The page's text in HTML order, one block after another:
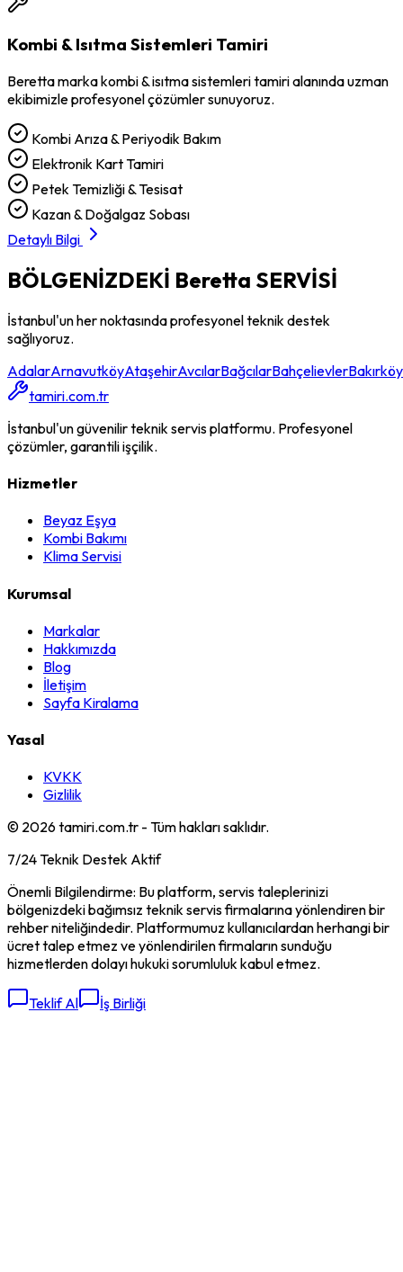
Kombi & Isıtma Sistemleri Tamiri
Berettamarkakombi & isıtma sistemleri tamirialanında uzman
ekibimizle profesyonel çözümler sunuyoruz.
Kombi Arıza & Periyodik Bakım
Elektronik Kart Tamiri
Petek Temizliği & Tesisat
Kazan & Doğalgaz Sobası
Detaylı Bilgi
BÖLGENİZDEKİ Beretta SERVİSİ
İstanbul'un her noktasında profesyonel teknik destek
sağlıyoruz.
AdalarArnavutköyAtaşehirAvcılarBağcılarBahçelievlerBakırköy
tamiri.com.tr
İstanbul'un güvenilir teknik servis platformu. Profesyonel
çözümler, garantili işçilik.
Hizmetler
Beyaz Eşya
Kombi Bakımı
Klima Servisi
Kurumsal
Markalar
Hakkımızda
Blog
İletişim
Sayfa Kiralama
Yasal
KVKK
Gizlilik
© 2026tamiri.com.tr - Tüm hakları saklıdır.
7/24 Teknik Destek Aktif
Önemli Bilgilendirme: Bu platform, servis taleplerinizi
bölgenizdeki bağımsız teknik servis firmalarına yönlendiren bir
rehber niteliğindedir. Platformumuz kullanıcılardan herhangi bir
ücret talep etmez ve yönlendirilen firmaların sunduğu
hizmetlerden dolayı hukuki sorumluluk kabul etmez.
Teklif Al İş Birliği